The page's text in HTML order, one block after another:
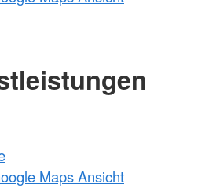
Maps Ansicht